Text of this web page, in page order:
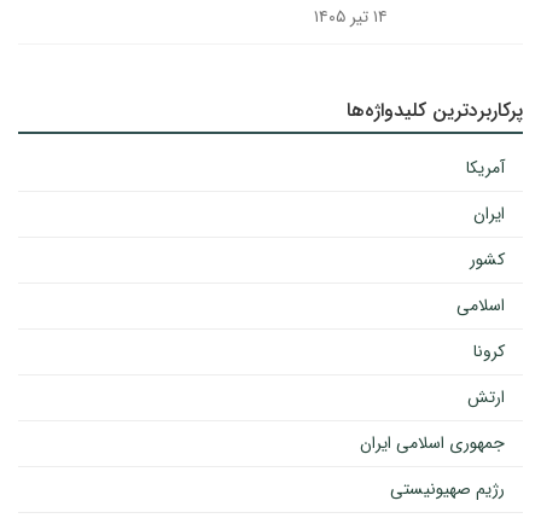
۱۴ تیر ۱۴۰۵
پرکاربردترین کلیدواژه‌ها
آمریکا
ایران
کشور
اسلامی
کرونا
ارتش
جمهوری اسلامی ایران
رژیم صهیونیستی